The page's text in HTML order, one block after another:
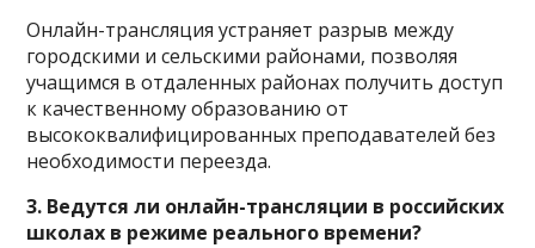
Онлайн-трансляция устраняет разрыв между
городскими и сельскими районами, позволяя
учащимся в отдаленных районах получить доступ
к качественному образованию от
высококвалифицированных преподавателей без
необходимости переезда.
3. Ведутся ли онлайн-трансляции в российских
школах в режиме реального времени?